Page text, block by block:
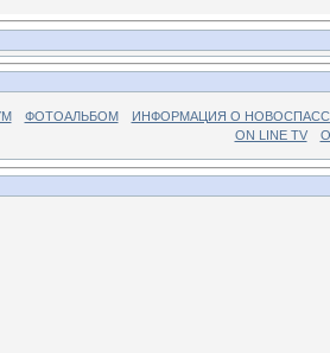
ФОТОАЛЬБОМ
ИНФОРМАЦИЯ О
ON LINE TV